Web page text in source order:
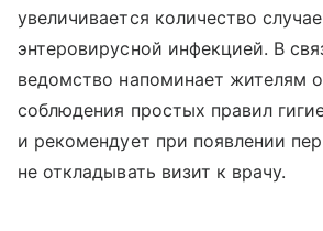
увеличивается количество
энтеровирусной инфекцией. В
ведомство напоминает жителям
соблюдения простых правил
и рекомендует при появлении
не откладывать визит к врачу.